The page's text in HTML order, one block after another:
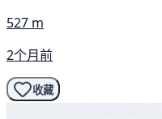
527 m
2个月前
收藏